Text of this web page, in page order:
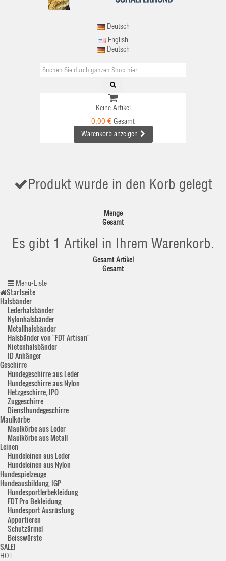
Deutsch
English
Deutsch
Keine Artikel
0,00 € Gesamt
Warenkorb anzeigen
Produkt wurde in den Korb gelegt
Menge
Gesamt
Es gibt 1 Artikel in Ihrem Warenkorb.
Gesamt Artikel
Gesamt
Menü-Liste
Startseite
Halsbänder
Lederhalsbänder
Nylonhalsbänder
Metallhalsbänder
Halsbänder von "FDT Artisan"
Nietenhalsbänder
ID Anhänger
Geschirre
Hundegeschirre aus Leder
Hundegeschirre aus Nylon
Hetzgeschirre, IPO
Zuggeschirre
Diensthundegeschirre
Maulkörbe
Maulkörbe aus Leder
Maulkörbe aus Metall
Leinen
Hundeleinen aus Leder
Hundeleinen aus Nylon
Hundespielzeuge
Hundeausbildung, IGP
Hundesportlerbekleidung
FDT Pro Bekleidung
Hundesport Ausrüstung
Apportieren
Schutzärmel
Beisswürste
SALE!
HOT